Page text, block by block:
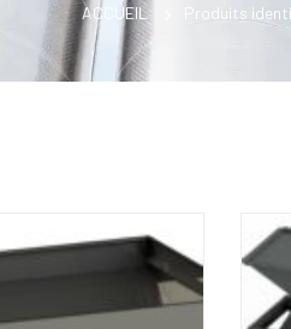
ACCUEIL Produits